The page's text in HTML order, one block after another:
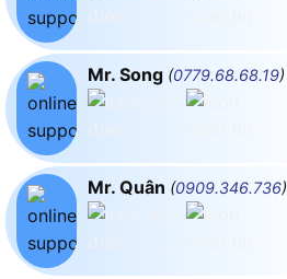
Mr. Song (0779.68.68.19)
Mr. Quân (0909.346.736)